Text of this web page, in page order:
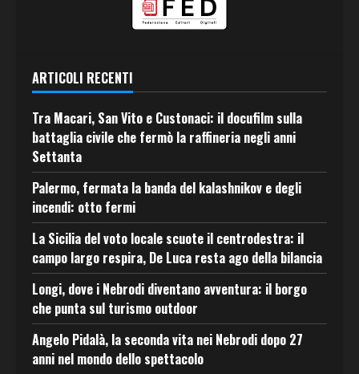
ARTICOLI RECENTI
Tra Macari, San Vito e Custonaci: il docufilm sulla
battaglia civile che fermò la raffineria negli anni
Settanta
Palermo, fermata la banda del kalashnikov e degli
incendi: otto fermi
La Sicilia del voto locale scuote il centrodestra: il
campo largo respira, De Luca resta ago della bilancia
Longi, dove i Nebrodi diventano avventura: il borgo
che punta sul turismo outdoor
Angelo Pidalà, la seconda vita nei Nebrodi dopo 27
anni nel mondo dello spettacolo